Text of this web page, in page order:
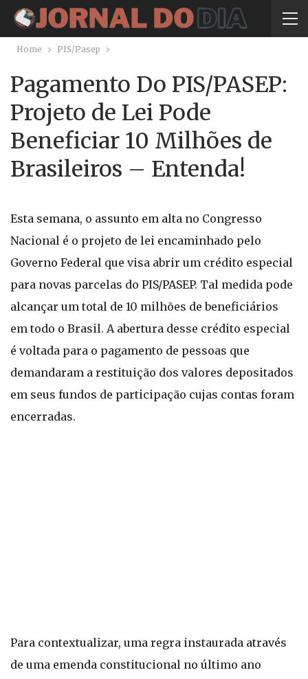
Home PIS/Pasep
Pagamento Do PIS/PASEP:
Projeto de Lei Pode
Beneficiar 10 Milhões de
Brasileiros – Entenda!
Esta semana, o assunto em alta no Congresso
Nacional é o projeto de lei encaminhado pelo
Governo Federal que visa abrir um crédito especial
para novas parcelas do PIS/PASEP. Tal medida pode
alcançar um total de 10 milhões de beneficiários
em todo o Brasil. A abertura desse crédito especial
é voltada para o pagamento de pessoas que
demandaram a restituição dos valores depositados
em seus fundos de participação cujas contas foram
encerradas.
Para contextualizar, uma regra instaurada através
de uma emenda constitucional no último ano